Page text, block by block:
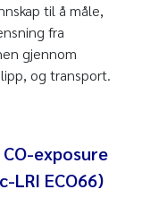
til å måle,
fra
gjennom
og transport.
exposure
LRI ECO66)